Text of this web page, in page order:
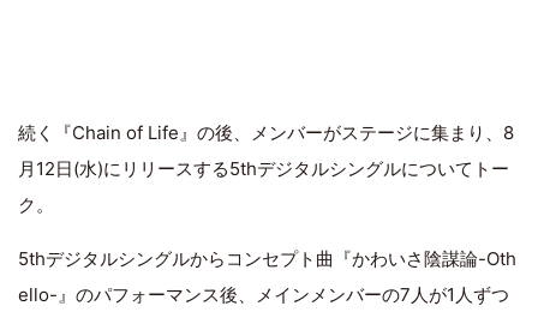
続く『Chain of Life』の後、メンバーがステージに集まり、8
月12日(水)にリリースする5thデジタルシングルについてトー
ク。
5thデジタルシングルからコンセプト曲『かわいさ陰謀論-Oth
ello-』のパフォーマンス後、メインメンバーの7人が1人ずつ